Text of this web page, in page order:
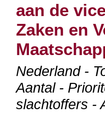
aan de
Zaken en
Nederland -
Aantal -
slachtoffers -